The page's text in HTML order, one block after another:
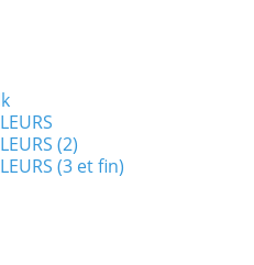
(2)
(3 et fin)